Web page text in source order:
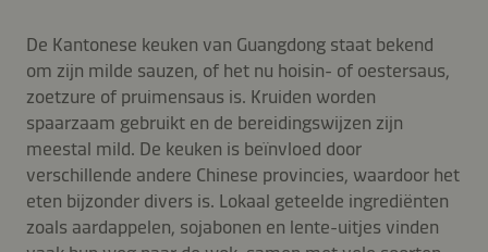
De Kantonese keuken van Guangdong staat bekend
om zijn milde sauzen, of het nu hoisin- of oestersaus,
zoetzure of pruimensaus is. Kruiden worden
spaarzaam gebruikt en de bereidingswijzen zijn
meestal mild. De keuken is beïnvloed door
verschillende andere Chinese provincies, waardoor het
eten bijzonder divers is. Lokaal geteelde ingrediënten
zoals aardappelen, sojabonen en lente-uitjes vinden